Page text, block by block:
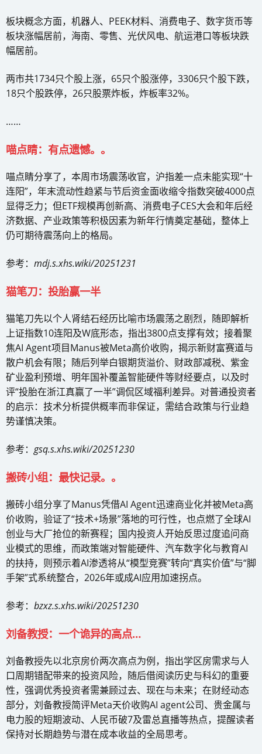
板块概念方面，机器人、PEEK材料、消费电子、数字货币等
板块涨幅居前，海南、零售、光伏风电、航运港口等板块跌
幅居前。
两市共1734只个股上涨，65只个股涨停，3306只个股下跌，
18只个股跌停，26只股票炸板，炸板率32%。
……
喵点睛：有点遗憾。。
喵点睛分享了，本周市场震荡收官，沪指差一点未能实现“十
连阳”，年末流动性趋紧与节后资金面收缩令指数突破4000点
显得乏力；但ETF规模再创新高、消费电子CES大会和年后经
济数据、产业政策等积极因素为新年行情奠定基础，整体上
仍可期待震荡向上的格局。
参考： mdj.s.xhs.wiki/20251231
猫笔刀：投胎赢一半
猫笔刀先以个人肾结石经历比喻市场震荡之剧烈，随即解析
上证指数10连阳及W底形态，指出3800点支撑有效；接着聚
焦AI Agent项目Manus被Meta高价收购，揭示新财富赛道与
散户机会有限；随后列举白银期货溢价、财政部减税、紫金
矿业盈利预增、明年国补覆盖智能硬件等财经要点，以及时
评“投胎在浙江真赢了一半”调侃区域福利差异。对普通投资者
的启示：技术分析提供概率而非保证，需结合政策与行业趋
势谨慎决策。
参考： gsq.s.xhs.wiki/20251230
搬砖小组：最快记录。。
搬砖小组分享了Manus凭借AI Agent迅速商业化并被Meta高
价收购，验证了“技术+场景”落地的可行性，也点燃了全球AI
创业与大厂抢位的新赛程；国内投资人开始反思过度追问商
业模式的思维，而政策端对智能硬件、汽车数字化与教育AI
的扶持，则预示着AI渗透将从“模型竞赛”转向“真实价值”与“脚
手架”式系统整合，2026年或成AI应用加速拐点。
参考： bzxz.s.xhs.wiki/20251230
刘备教授：一个诡异的高点…
刘备教授先以北京房价两次高点为例，指出学区房需求与人
口周期错配带来的投资风险，随后借阅读历史与科幻的重要
性，强调优秀投资者需兼顾过去、现在与未来；在财经动态
部分，刘备教授简评Meta天价收购AI agent公司、贵金属与
电力股的短期波动、人民币破7及雷总直播等热点，提醒读者
保持对长期趋势与潜在成本收益的全局思考。